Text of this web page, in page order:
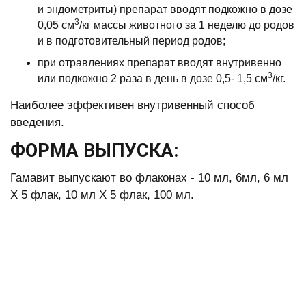
и эндометриты) препарат вводят подкожно в дозе
0,05 см3/кг массы животного за 1 неделю до родов
и в подготовительный период родов;
при отравлениях препарат вводят внутривенно
или подкожно 2 раза в день в дозе 0,5- 1,5 см3/кг.
Наиболее эффективен внутривенный способ
введения.
ФОРМА ВЫПУСКА:
Гамавит выпускают во флаконах - 10 мл, 6мл, 6 мл
Х 5 флак, 10 мл Х 5 флак, 100 мл.